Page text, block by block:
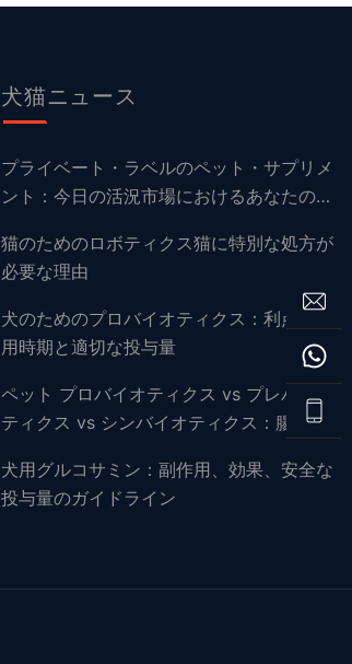
犬猫ニュース
プライベート・ラベルのペット・サプリメ
ント：今日の活況市場におけるあなたのフ
猫のためのロボティクス猫に特別な処方が
必要な理由
犬のためのプロバイオティクス：利点、使
用時期と適切な投与量
ペット プロバイオティクス vs プレバイオ
ティクス vs シンバイオティクス：腸の健
犬用グルコサミン：副作用、効果、安全な
投与量のガイドライン